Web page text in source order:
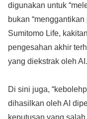
digunakan untuk
bukan
Sumitomo Life,
pengesahan akhir
yang diekstrak oleh AI.
Di sini juga,
dihasilkan oleh AI